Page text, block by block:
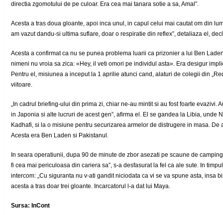
directia zgomotului de pe culoar. Era cea mai tanara sotie a sa, Amal”.
Acesta a tras doua gloante, apoi inca unul, in capul celui mai cautat om din
am vazut dandu-si ultima suflare, doar o respiratie din reflex”, detaliaza el,
Acesta a confirmat ca nu se punea problema luarii ca prizonier a lui Ben
nimeni nu vroia sa zica: «Hey, il veti omori pe individul asta». Era desigur
Pentru el, misiunea a inceput la 1 aprilie atunci cand, alaturi de colegii din
viitoare.
„In cadrul briefing-ului din prima zi, chiar ne-au mintit si au fost foarte evazivi.
in Japonia si alte lucruri de acest gen”, afirma el. El se gandea la Libia, unde
Kadhafi, si la o misiune pentru securizarea armelor de distrugere in masa.
Acesta era Ben Laden si Pakistanul.
In seara operatiunii, dupa 90 de minute de zbor asezati pe scaune de
fi cea mai periculoasa din cariera sa”, s-a desfasurat la fel ca ale sute. In
intercom: „Cu siguranta nu v-ati gandit niciodata ca vi se va spune asta, insa
acesta a tras doar trei gloante. Incarcatorul l-a dat lui Maya.
Sursa: InCont